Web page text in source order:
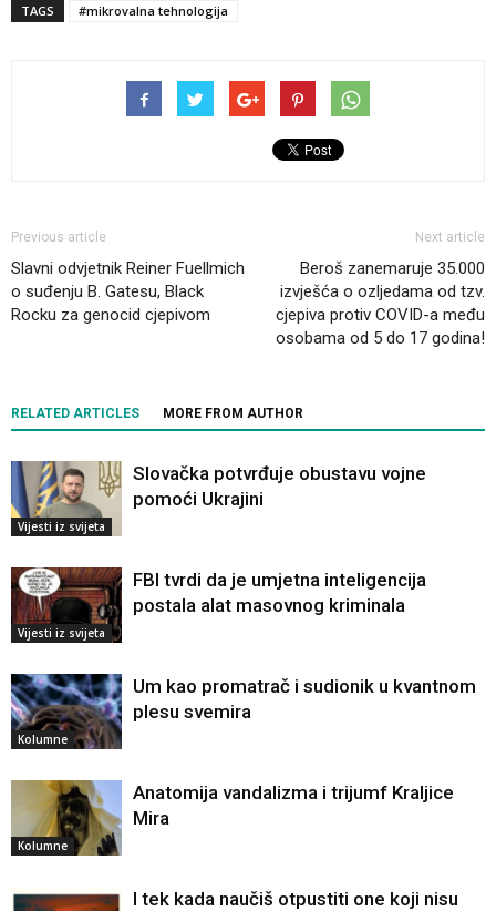
TAGS #mikrovalna tehnologija
Previous article
Slavni odvjetnik Reiner Fuellmich
o suđenju B. Gatesu, Black
Rocku za genocid cjepivom
Next article
Beroš zanemaruje 35.000
izvješća o ozljedama od tzv.
cjepiva protiv COVID-a među
osobama od 5 do 17 godina!
RELATED ARTICLES MORE FROM AUTHOR
Vijesti iz svijeta
Slovačka potvrđuje obustavu vojne
pomoći Ukrajini
Vijesti iz svijeta
FBI tvrdi da je umjetna inteligencija
postala alat masovnog kriminala
Kolumne
Um kao promatrač i sudionik u kvantnom
plesu svemira
Kolumne
Anatomija vandalizma i trijumf Kraljice
Mira
I tek kada naučiš otpustiti one koji nisu